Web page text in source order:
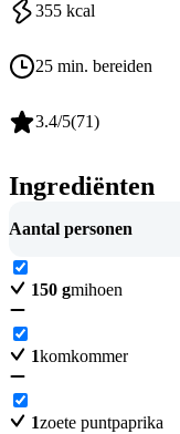
355 kcal
25 min. bereiden
3.4/5(71)
Ingrediënten
Aantal personen
150 gmihoen
1komkommer
1zoete puntpaprika